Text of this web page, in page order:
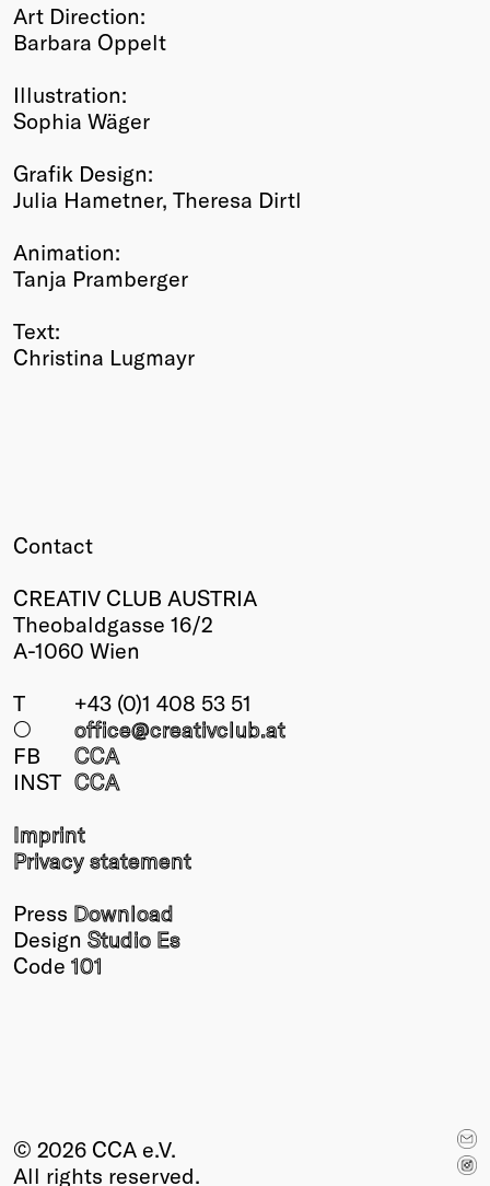
Art Direction:
Barbara Oppelt
Illustration:
Sophia Wäger
Grafik Design:
Julia Hametner, Theresa Dirtl
Animation:
Tanja Pramberger
Text:
Christina Lugmayr
Contact
CREATIV CLUB AUSTRIA
Theobaldgasse 16/2
A-1060 Wien
T
+43 (0)1 408 53 51
○
office@creativclub.at
FB
CCA
INST CCA
Imprint
Privacy statement
Press Download
Design Studio Es
Code 101
© 2026 CCA e.V.
All rights reserved.